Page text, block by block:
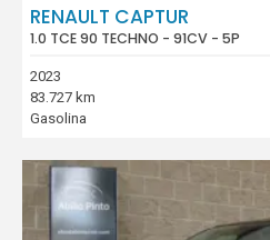
RENAULT CAPTUR
1.0 TCE 90 TECHNO - 91CV - 5P
2023
83.727 km
Gasolina